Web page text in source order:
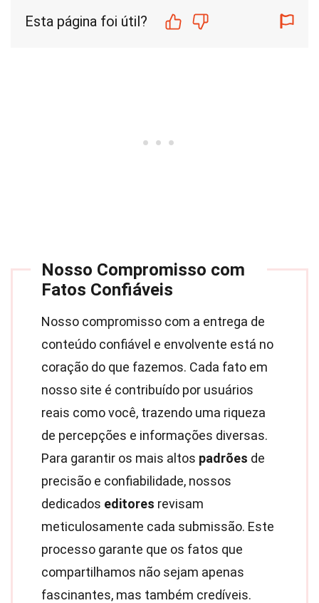
Esta página foi útil?
Nosso Compromisso com
Fatos Confiáveis
Nosso compromisso com a entrega de
conteúdo confiável e envolvente está no
coração do que fazemos. Cada fato em
nosso site é contribuído por usuários
reais como você, trazendo uma riqueza
de percepções e informações diversas.
Para garantir os mais altos padrões de
precisão e confiabilidade, nossos
dedicados editores revisam
meticulosamente cada submissão. Este
processo garante que os fatos que
compartilhamos não sejam apenas
fascinantes, mas também credíveis.